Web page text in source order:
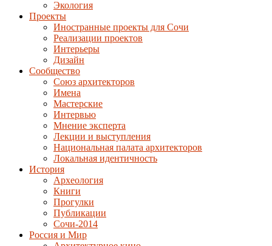
Экология
Проекты
Иностранные проекты для Сочи
Реализации проектов
Интерьеры
Дизайн
Сообщество
Союз архитекторов
Имена
Мастерские
Интервью
Мнение эксперта
Лекции и выступления
Национальная палата архитекторов
Локальная идентичность
История
Археология
Книги
Прогулки
Публикации
Сочи-2014
Россия и Мир